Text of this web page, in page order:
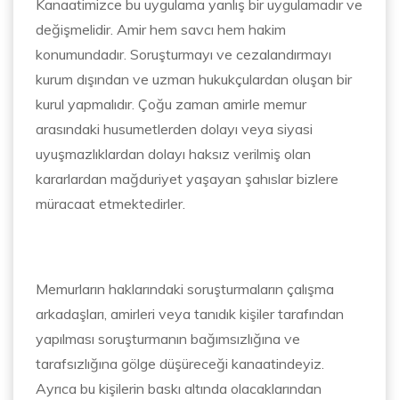
Kanaatimizce bu uygulama yanlış bir uygulamadır ve
değişmelidir. Amir hem savcı hem hakim
konumundadır. Soruşturmayı ve cezalandırmayı
kurum dışından ve uzman hukukçulardan oluşan bir
kurul yapmalıdır. Çoğu zaman amirle memur
arasındaki husumetlerden dolayı veya siyasi
uyuşmazlıklardan dolayı haksız verilmiş olan
kararlardan mağduriyet yaşayan şahıslar bizlere
müracaat etmektedirler.
Memurların haklarındaki soruşturmaların çalışma
arkadaşları, amirleri veya tanıdık kişiler tarafından
yapılması soruşturmanın bağımsızlığına ve
tarafsızlığına gölge düşüreceği kanaatindeyiz.
Ayrıca bu kişilerin baskı altında olacaklarından